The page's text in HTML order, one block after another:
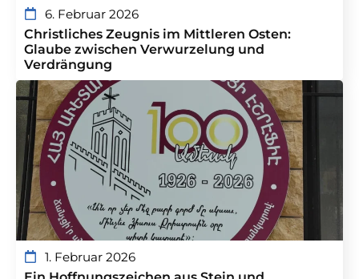
6. Februar 2026
Christliches Zeugnis im Mittleren Osten:
Glaube zwischen Verwurzelung und
Verdrängung
1. Februar 2026